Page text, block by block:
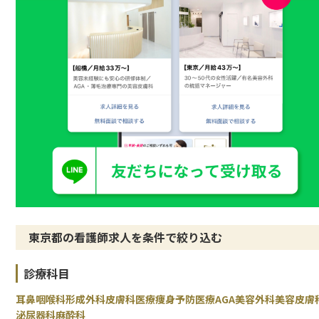
東京都の看護師求人を条件で絞り込む
診療科目
耳鼻咽喉科形成外科皮膚科医療痩身予防医療AGA美容外科美容皮膚
泌尿器科麻酔科